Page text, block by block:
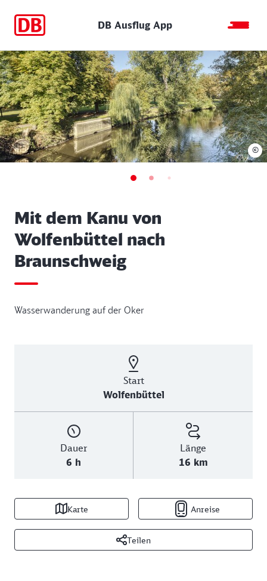
DB Ausflug App
Mit dem Kanu von
Wolfenbüttel nach
Braunschweig
Wasserwanderung auf der Oker
Start
Wolfenbüttel
Dauer
6 h
Länge
16 km
Karte Anreise
Teilen
©